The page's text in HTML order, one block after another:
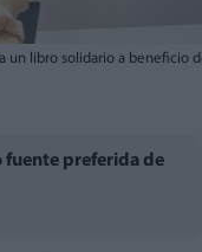
un libro solidario a beneficio
fuente preferida de